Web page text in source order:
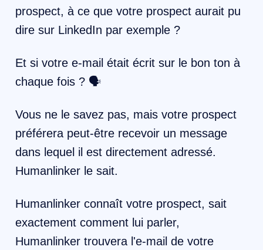
prospect, à ce que votre prospect aurait pu
dire sur LinkedIn par exemple ?
Et si votre e-mail était écrit sur le bon ton à
chaque fois ? 🗣️
Vous ne le savez pas, mais votre prospect
préférera peut-être recevoir un message
dans lequel il est directement adressé.
Humanlinker le sait.
Humanlinker connaît votre prospect, sait
exactement comment lui parler,
Humanlinker trouvera l'e-mail de votre